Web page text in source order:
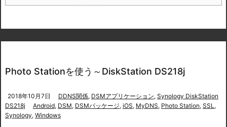
Photo Stationを使う～DiskStation DS218j
2018年10月7日 DDNS関係, DSMアプリケーション, Synology DiskStation
DS218j
Android, DSM, DSMパッケージ, iOS, MyDNS, Photo Station, SSL,
Synology, Windows